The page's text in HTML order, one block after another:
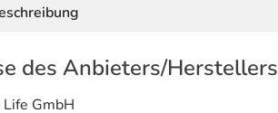
des Anbieters/Herstellers
GmbH